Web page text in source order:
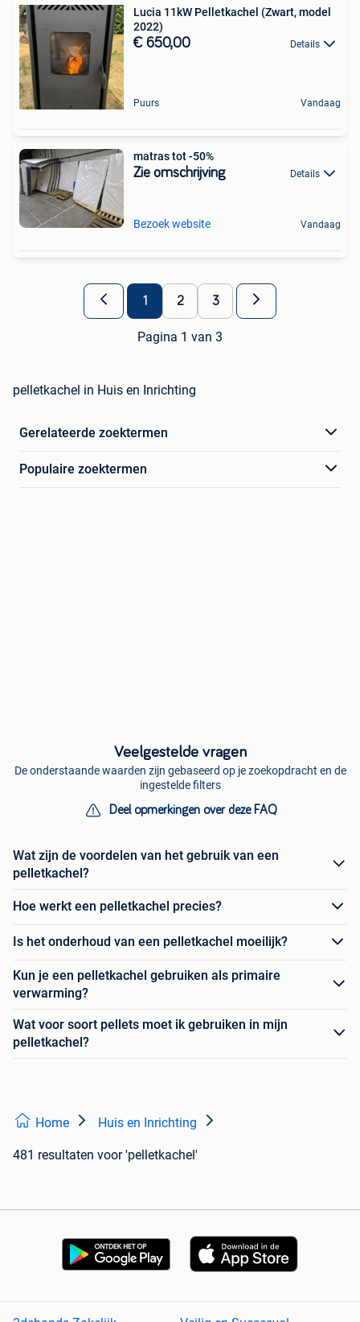
Lucia 11kW Pelletkachel (Zwart, model
2022)
€ 650,00 Details
Puurs Vandaag
matras tot -50%
Zie omschrijving Details
Bezoek website Vandaag
1 2 3
Pagina 1 van 3
pelletkachel in Huis en Inrichting
Gerelateerde zoektermen
Populaire zoektermen
Veelgestelde vragen
De onderstaande waarden zijn gebaseerd op je zoekopdracht en de
ingestelde filters
Deel opmerkingen over deze FAQ
Wat zijn de voordelen van het gebruik van een
pelletkachel?
Hoe werkt een pelletkachel precies?
Is het onderhoud van een pelletkachel moeilijk?
Kun je een pelletkachel gebruiken als primaire
verwarming?
Wat voor soort pellets moet ik gebruiken in mijn
pelletkachel?
Home Huis en Inrichting
481 resultaten voor 'pelletkachel'